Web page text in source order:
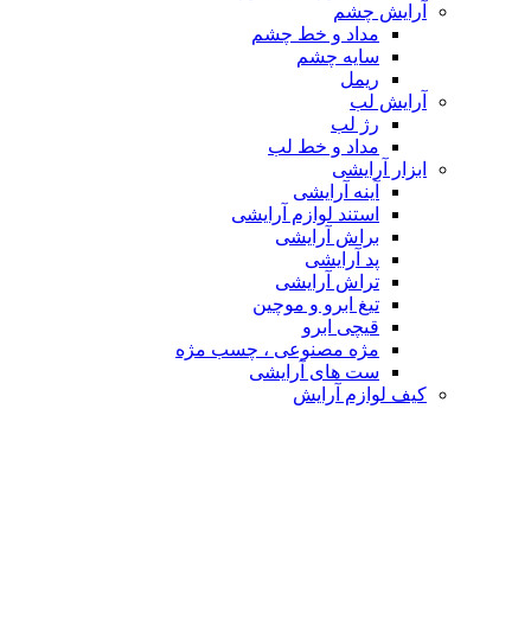
آرایش چشم
مداد و خط چشم
سایه چشم
ریمل
آرایش لب
رژ لب
مداد و خط لب
ابزار آرایشی
آینه آرایشی
استند لوازم آرایشی
براش آرایشی
پد آرایشی
تراش آرایشی
تیغ ابرو و موچین
قیچی ابرو
مژه مصنوعی ، چسب مژه
ست های آرایشی
کیف لوازم آرایش